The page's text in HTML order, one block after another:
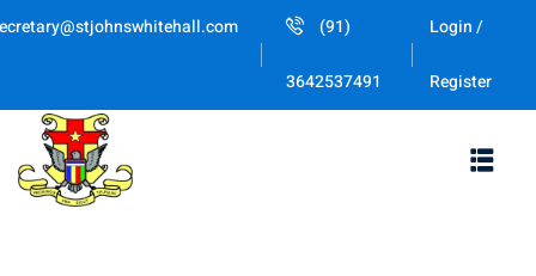
Skip
(91)
3642537491
Login /
Register